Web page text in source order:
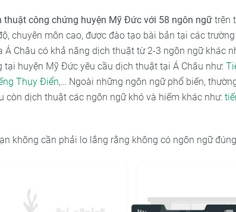
thuật công chứng huyện Mỹ Đức với 58 ngôn ngữtrên
chuyên môn cao, được đào tạo bài bản tại các
Á Châu có khả năng dịch thuật từ 2-3 ngôn ngữ khác
tại huyện Mỹ Đức yêu cầu dịch thuật tại Á Châu như:
Thụy Điển,… Ngoài những ngôn ngữ phổ biến,
còn dịch thuật các ngôn ngữ khó và hiếm khác như:
không cần phải lo lắng rằng không có ngôn ngữ